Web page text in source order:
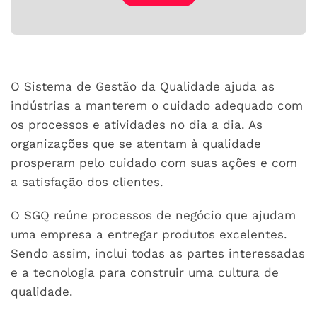
O Sistema de Gestão da Qualidade ajuda as
indústrias a manterem o cuidado adequado com
os processos e atividades no dia a dia. As
organizações que se atentam à qualidade
prosperam pelo cuidado com suas ações e com
a satisfação dos clientes.
O SGQ reúne processos de negócio que ajudam
uma empresa a entregar produtos excelentes.
Sendo assim, inclui todas as partes interessadas
e a tecnologia para construir uma cultura de
qualidade.